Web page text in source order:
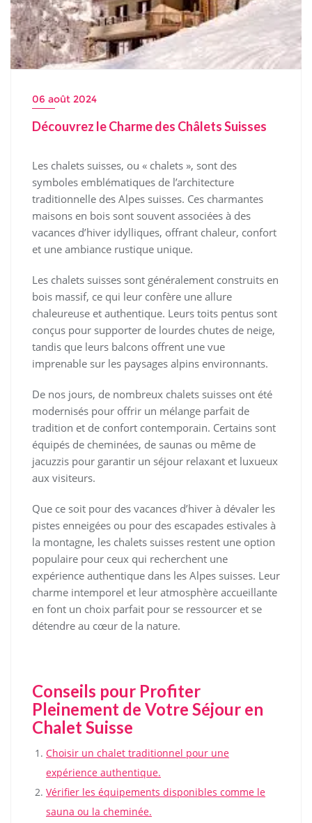
06 août 2024
Découvrez le Charme des Châlets Suisses
Les chalets suisses, ou « chalets », sont des
symboles emblématiques de l’architecture
traditionnelle des Alpes suisses. Ces charmantes
maisons en bois sont souvent associées à des
vacances d’hiver idylliques, offrant chaleur, confort
et une ambiance rustique unique.
Les chalets suisses sont généralement construits en
bois massif, ce qui leur confère une allure
chaleureuse et authentique. Leurs toits pentus sont
conçus pour supporter de lourdes chutes de neige,
tandis que leurs balcons offrent une vue
imprenable sur les paysages alpins environnants.
De nos jours, de nombreux chalets suisses ont été
modernisés pour offrir un mélange parfait de
tradition et de confort contemporain. Certains sont
équipés de cheminées, de saunas ou même de
jacuzzis pour garantir un séjour relaxant et luxueux
aux visiteurs.
Que ce soit pour des vacances d’hiver à dévaler les
pistes enneigées ou pour des escapades estivales à
la montagne, les chalets suisses restent une option
populaire pour ceux qui recherchent une
expérience authentique dans les Alpes suisses. Leur
charme intemporel et leur atmosphère accueillante
en font un choix parfait pour se ressourcer et se
détendre au cœur de la nature.
Conseils pour Profiter
Pleinement de Votre Séjour en
Chalet Suisse
Choisir un chalet traditionnel pour une
expérience authentique.
Vérifier les équipements disponibles comme le
sauna ou la cheminée.